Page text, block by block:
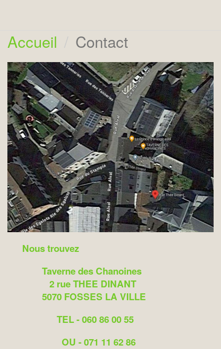
Accueil Contact
Nous trouvez
Taverne des Chanoines
2 rue THEE DINANT
5070 FOSSES LA VILLE
TEL - 060 86 00 55
OU - 071 11 62 86